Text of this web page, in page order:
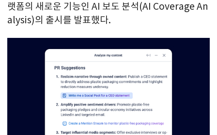
랫폼의 새로운 기능인 AI 보도 분석(AI Coverage An
alysis)의 출시를 발표했다.